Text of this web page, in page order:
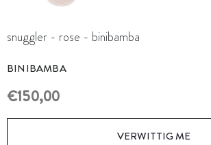
snuggler - rose - binibamba
BINIBAMBA
€150,00
VERWITTIG ME